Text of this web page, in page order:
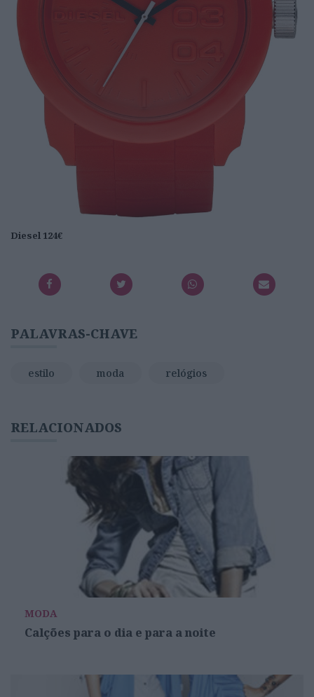
Diesel 124€
PALAVRAS-CHAVE
estilo moda relógios
RELACIONADOS
MODA
Calções para o dia e para a noite